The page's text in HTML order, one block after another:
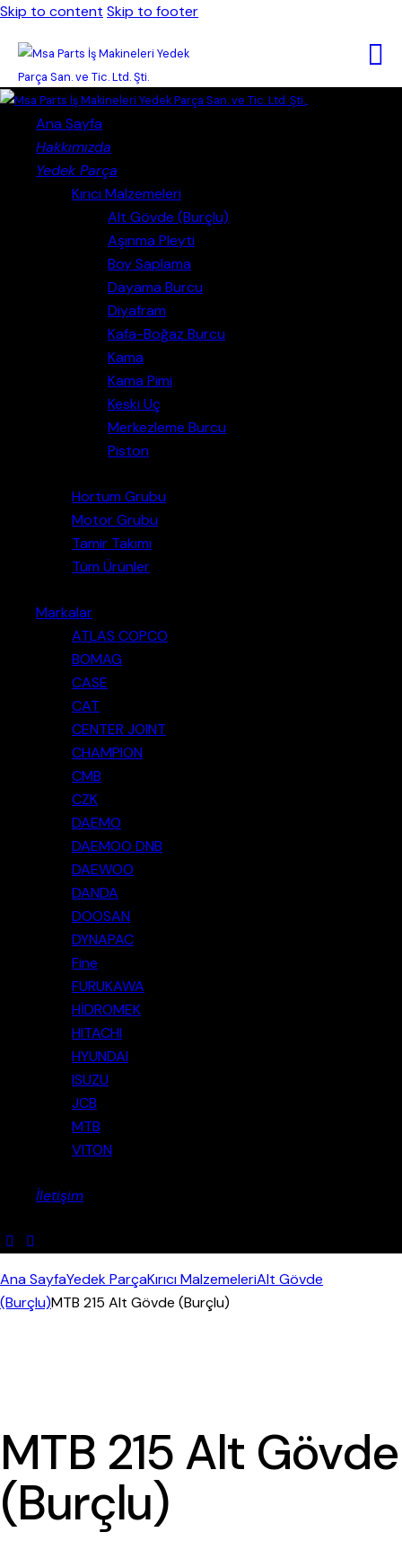
Skip to content Skip to footer
Ana Sayfa
Hakkımızda
Yedek Parça
Kırıcı Malzemeleri
Alt Gövde (Burçlu)
Aşınma Pleyti
Boy Saplama
Dayama Burcu
Diyafram
Kafa-Boğaz Burcu
Kama
Kama Pimi
Keski Uç
Merkezleme Burcu
Piston
Hortum Grubu
Motor Grubu
Tamir Takımı
Tüm Ürünler
Markalar
ATLAS COPCO
BOMAG
CASE
CAT
CENTER JOINT
CHAMPION
CMB
CZK
DAEMO
DAEMOO DNB
DAEWOO
DANDA
DOOSAN
DYNAPAC
Fine
FURUKAWA
HİDROMEK
HITACHI
HYUNDAI
ISUZU
JCB
MTB
VITON
İletişim
Ana SayfaYedek ParçaKırıcı MalzemeleriAlt Gövde
(Burçlu)MTB 215 Alt Gövde (Burçlu)
MTB 215 Alt Gövde
(Burçlu)